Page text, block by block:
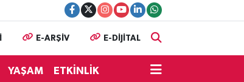
E-ARŞİV E-DİJİTAL
YAŞAM ETKİNLİK